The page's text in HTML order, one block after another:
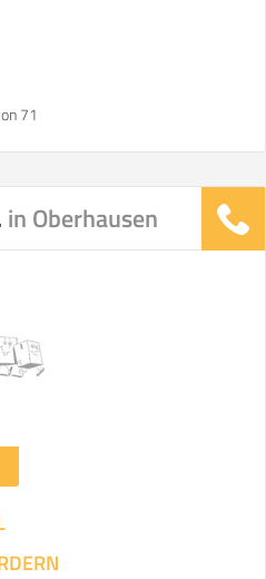
71
in Oberhausen